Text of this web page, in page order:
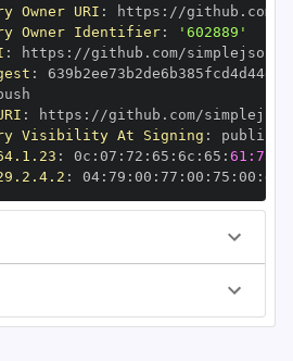
Owner URI : https :
Owner Identifier:
'602889'
: https : //github.com/simplejson/
:
: https :
Visibility At Signing :
: 0c : 07 : 72 : 65 : 6c : 65 :
: 04: 79 : 00 : 77 : 00 : 75 : 00 : dd